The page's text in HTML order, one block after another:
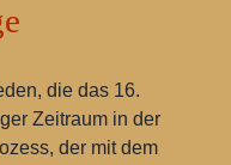
die das 16.
Zeitraum in der
der mit dem